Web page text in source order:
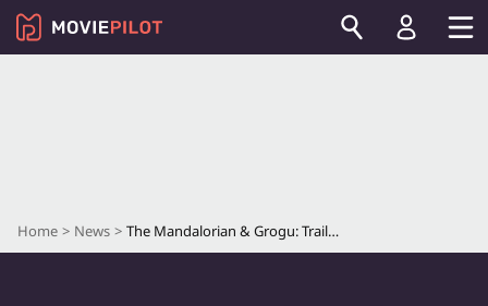
Home News The Mandalorian & Grogu: Trailer, Start, Handlung und Besetzung des neuen Star Wars-Films